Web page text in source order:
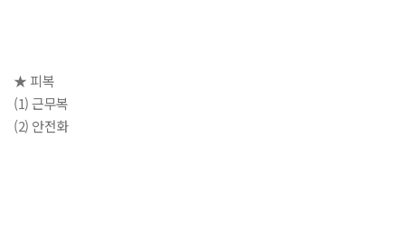
★ 피복
(1) 근무복
(2) 안전화